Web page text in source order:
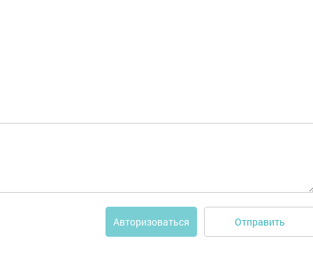
Авторизоваться Отправить